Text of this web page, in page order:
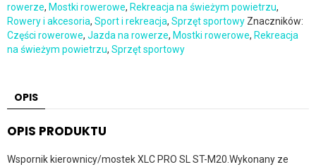
rowerze, Mostki rowerowe, Rekreacja na świeżym powietrzu,
Rowery i akcesoria, Sport i rekreacja, Sprzęt sportowy Znaczników:
Części rowerowe, Jazda na rowerze, Mostki rowerowe, Rekreacja
na świeżym powietrzu, Sprzęt sportowy
OPIS
OPIS PRODUKTU
Wspornik kierownicy/mostek XLC PRO SL ST-M20.Wykonany ze